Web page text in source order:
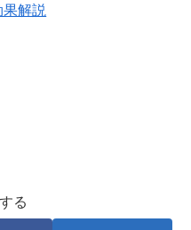
解説
る